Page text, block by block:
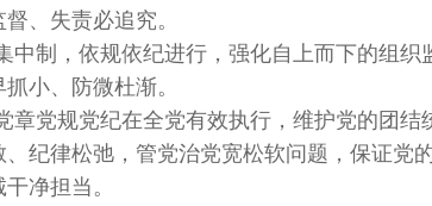
、失责必追究。
制，依规依纪进行，强化自上而下的组
小、防微杜渐。
党规党纪在全党有效执行，维护党的团
纪律松弛，管党治党宽松软问题，保证党
净担当。